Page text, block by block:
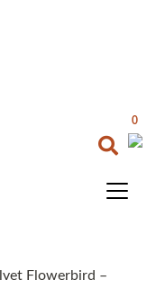
0
Flowerbird –